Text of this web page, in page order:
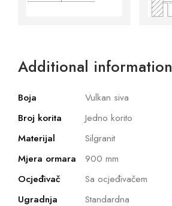
Additional information
Boja
Vulkan siva
Broj korita
Jedno korito
Materijal
Silgranit
Mjera ormara
900 mm
Ocjeđivač
Sa ocjeđivačem
Ugradnja
Standardna